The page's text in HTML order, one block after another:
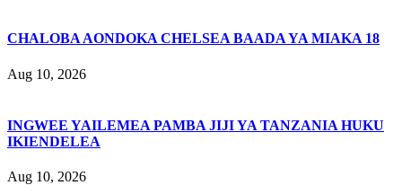
CHALOBA AONDOKA CHELSEA BAADA YA MIAKA 18
Aug 10, 2026
INGWEE YAILEMEA PAMBA JIJI YA TANZANIA HUKU
IKIENDELEA
Aug 10, 2026